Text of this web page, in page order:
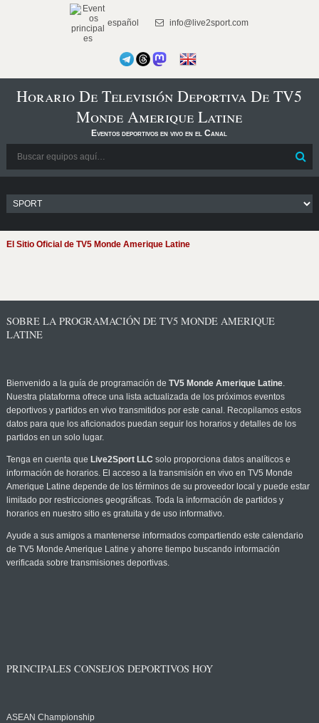
español info@live2sport.com
Horario De Televisión Deportiva De TV5
Monde Amerique Latine
Eventos deportivos en vivo en el Canal
El Sitio Oficial de TV5 Monde Amerique Latine
SOBRE LA PROGRAMACIÓN DE TV5 MONDE AMERIQUE
LATINE
Bienvenido a la guía de programación de TV5 Monde Amerique Latine.
Nuestra plataforma ofrece una lista actualizada de los próximos eventos
deportivos y partidos en vivo transmitidos por este canal. Recopilamos estos
datos para que los aficionados puedan seguir los horarios y detalles de los
partidos en un solo lugar.
Tenga en cuenta que Live2Sport LLC solo proporciona datos analíticos e
información de horarios. El acceso a la transmisión en vivo en TV5 Monde
Amerique Latine depende de los términos de su proveedor local y puede estar
limitado por restricciones geográficas. Toda la información de partidos y
horarios en nuestro sitio es gratuita y de uso informativo.
Ayude a sus amigos a mantenerse informados compartiendo este calendario
de TV5 Monde Amerique Latine y ahorre tiempo buscando información
verificada sobre transmisiones deportivas.
PRINCIPALES CONSEJOS DEPORTIVOS HOY
ASEAN Championship